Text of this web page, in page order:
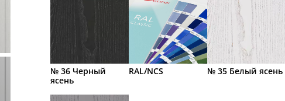
№ 36 Черный
ясень
RAL/NCS № 35 Белый ясень